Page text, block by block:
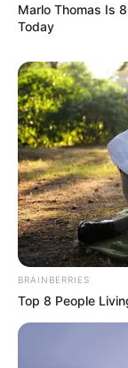
Marlo Thomas Is
Today
BRAINBERRIES
Top 8 People